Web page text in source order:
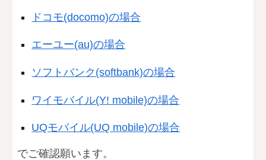
ドコモ(docomo)の場合
エーユー(au)の場合
ソフトバンク(softbank)の場合
ワイモバイル(Y! mobile)の場合
UQモバイル(UQ mobile)の場合
でご確認願い ます。